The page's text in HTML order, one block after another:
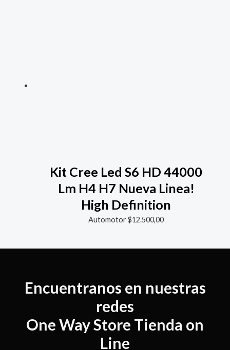
Kit Cree Led S6 HD 44000
Lm H4 H7 Nueva Linea!
High Definition
Automotor$12.500,00
Encuentranos en nuestras
redes
One Way Store Tienda on
Line